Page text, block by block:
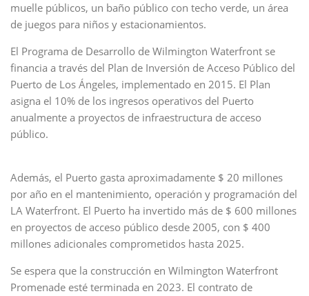
muelle públicos, un baño público con techo verde, un área
de juegos para niños y estacionamientos.
El Programa de Desarrollo de Wilmington Waterfront se
financia a través del Plan de Inversión de Acceso Público del
Puerto de Los Ángeles, implementado en 2015. El Plan
asigna el 10% de los ingresos operativos del Puerto
anualmente a proyectos de infraestructura de acceso
público.
Además, el Puerto gasta aproximadamente $ 20 millones
por año en el mantenimiento, operación y programación del
LA Waterfront. El Puerto ha invertido más de $ 600 millones
en proyectos de acceso público desde 2005, con $ 400
millones adicionales comprometidos hasta 2025.
Se espera que la construcción en Wilmington Waterfront
Promenade esté terminada en 2023. El contrato de